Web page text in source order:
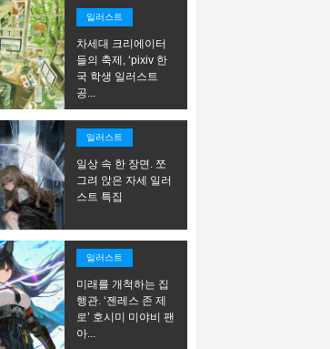
일러스트
차세대 크리에이터
들의 축제, ‘pixiv 한
국 학생 일러스트
공...
일러스트
일상 속 한 장면. 쪼
그려 앉은 자세 일러
스트 특집
일러스트
미래를 개척하는 집
행관. ‘젠레스 존 제
로’ 호시미 미야비 팬
아...